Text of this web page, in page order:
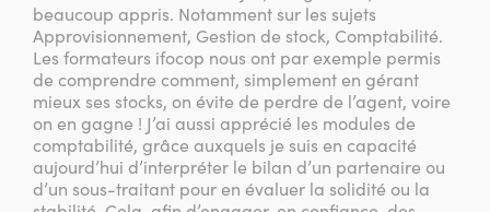
beaucoup appris. Notamment sur les sujets
Approvisionnement, Gestion de stock, Comptabilité.
Les formateurs ifocop nous ont par exemple permis
de comprendre comment, simplement en gérant
mieux ses stocks, on évite de perdre de l’agent, voire
on en gagne ! J’ai aussi apprécié les modules de
comptabilité, grâce auxquels je suis en capacité
aujourd’hui d’interpréter le bilan d’un partenaire ou
d’un sous-traitant pour en évaluer la solidité ou la